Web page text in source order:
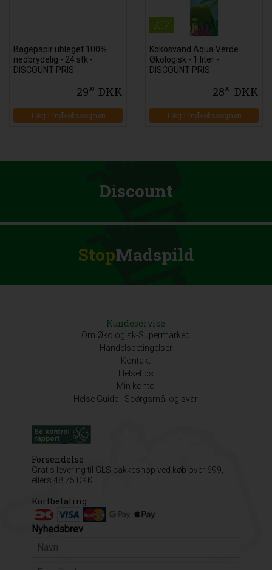
Bagepapir ubleget 100%
nedbrydelig - 24 stk -
DISCOUNT PRIS
2900 DKK
Læg i indkøbsvognen
Kokosvand Aqua Verde
Økologisk - 1 liter -
DISCOUNT PRIS
2800 DKK
Læg i indkøbsvognen
Discount
StopMadspild
Kundeservice
Om Økologisk-Supermarked
Handelsbetingelser
Kontakt
Helsetips
Min konto
Helse Guide - Spørgsmål og svar
Forsendelse
Gratis levering til GLS pakkeshop ved køb over 699,
ellers 48,75 DKK
Kortbetaling
Nyhedsbrev